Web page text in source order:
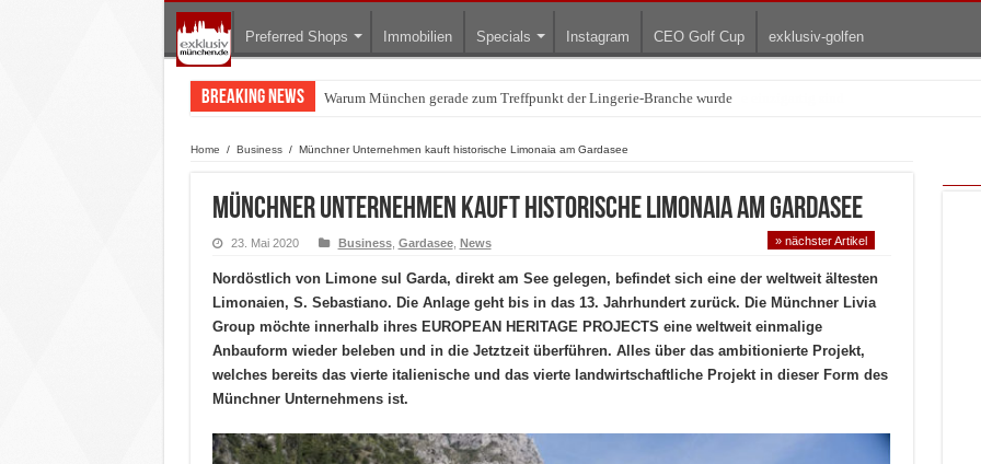
Preferred Shops Immobilien Specials Instagram CEO Golf Cup exklusiv-golfen
Breaking News BMW Art Cars in München: Warum die rollenden Kunstwerke bis heute einzigartig sind
Home / Business / Münchner Unternehmen kauft historische Limonaia am Gardasee
Münchner Unternehmen kauft historische Limonaia am Gardasee
23. Mai 2020 Business, Gardasee, News » nächster Artikel
Nordöstlich von Limone sul Garda, direkt am See gelegen, befindet sich eine der weltweit ältesten
Limonaien, S. Sebastiano. Die Anlage geht bis in das 13. Jahrhundert zurück. Die Münchner Livia
Group möchte innerhalb ihres EUROPEAN HERITAGE PROJECTS eine weltweit einmalige
Anbauform wieder beleben und in die Jetztzeit überführen. Alles über das ambitionierte Projekt,
welches bereits das vierte italienische und das vierte landwirtschaftliche Projekt in dieser Form des
Münchner Unternehmens ist.